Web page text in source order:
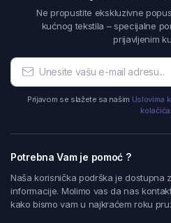
Ne propustite ekskluzivne
kućnog tekstila – specijalne
prijavljenim
Prijavom se slažete sa našim Uslovima
kolačića.
Potrebna Vam je pomoć ?
Naša korisnička podrška je dostupna
informacije. Molimo vas da nas
kako bismo vam u najkraćem roku